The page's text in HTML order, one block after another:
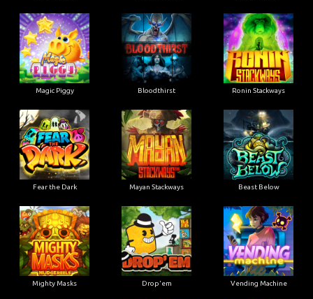
Magic Piggy Bloodthirst Ronin Stackways
Fear the Dark Mayan Stackways Beast Below
Mighty Masks Drop'em Vending Machine